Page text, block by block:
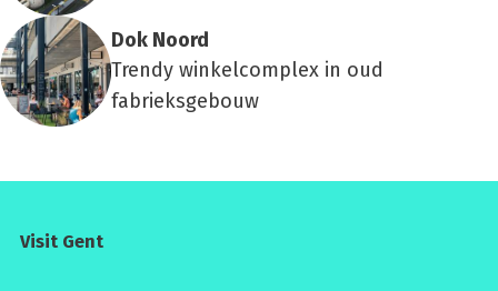
Dok Noord
Trendy winkelcomplex in oud
fabrieksgebouw
Visit Gent